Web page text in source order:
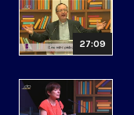
27:09